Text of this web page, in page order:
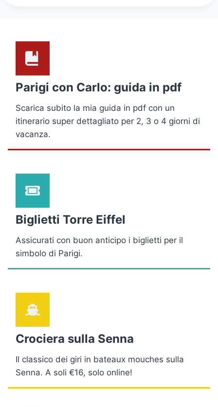
Parigi con Carlo: guida in pdf
Scarica subito la mia guida in pdf con un
itinerario super dettagliato per 2, 3 o 4 giorni di
vacanza.
Biglietti Torre Eiffel
Assicurati con buon anticipo i biglietti per il
simbolo di Parigi.
Crociera sulla Senna
Il classico dei giri in bateaux mouches sulla
Senna. A soli €16, solo online!